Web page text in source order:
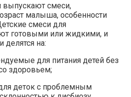
выпускают смеси,
малыша, особенности
смеси для
готовыми или жидкими, и
делятся на:
для питания детей без
здоровьем;
деток с проблемным